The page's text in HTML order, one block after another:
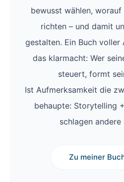
bewusst wählen, worauf
richten – und damit
gestalten. Ein Buch voller
das klarmacht: Wer
steuert, formt
Ist Aufmerksamkeit die
behaupte: Storytelling
schlagen
Zu meiner